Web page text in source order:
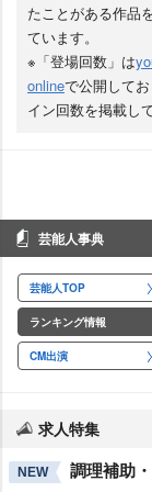
たことがある作品
ています。
※「登場回数」は
onlineで公開して
イン回数を掲載し
芸能人事典
芸能人TOP
ランキング情報
CM出演
求人特集
NEW 調理補助